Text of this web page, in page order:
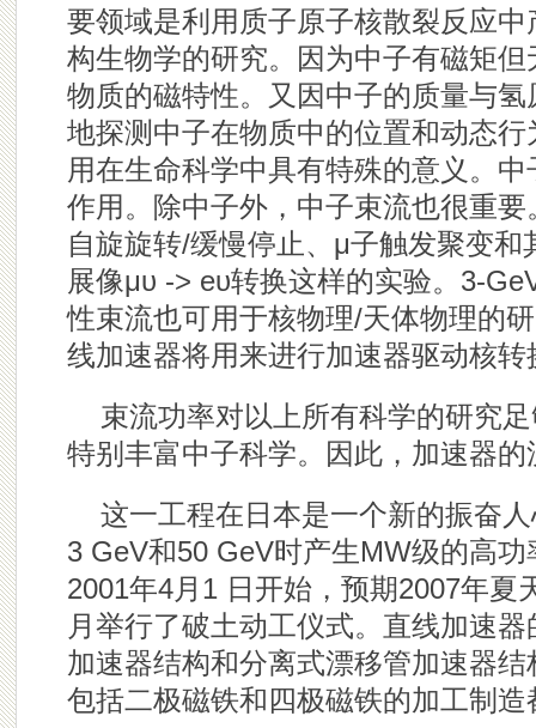
要领域是利用质子原子核散裂反应
构生物学的研究。因为中子有磁矩
物质的磁特性。又因中子的质量与
地探测中子在物质中的位置和动态
用在生命科学中具有特殊的意义。
作用。除中子外，中子束流也很重
自旋旋转/缓慢停止、μ子触发聚变
展像μυ -> eυ转换这样的实验。3-
性束流也可用于核物理/天体物理的
线加速器将用来进行加速器驱动核
束流功率对以上所有科学的研究
特别丰富中子科学。因此，加速器
这一工程在日本是一个新的振奋
3 GeV和50 GeV时产生MW级的高
2001年4月1 日开始，预期2007年夏
月举行了破土动工仪式。直线加速
加速器结构和分离式漂移管加速器
包括二极磁铁和四极磁铁的加工制